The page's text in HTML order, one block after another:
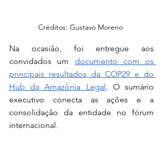
Créditos: Gustavo Moreno
Na ocasião, foi entregue aos
convidados um documento com os
principais resultados da COP29 e do
Hub da Amazônia Legal. O sumário
executivo conecta as ações e a
consolidação da entidade no fórum
internacional.